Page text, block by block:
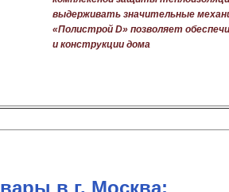
выдерживать значительные
«Полистрой D» позволяет
и конструкции дома
в г. Москва: